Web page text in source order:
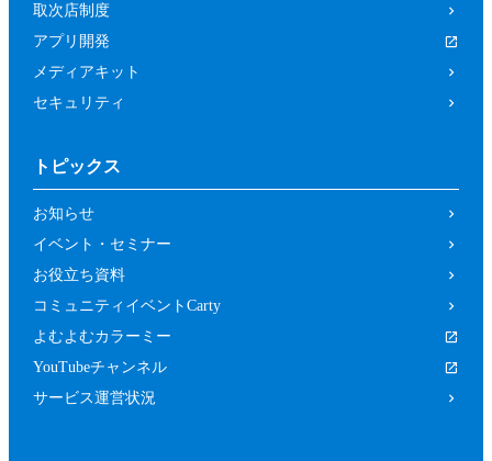
取次店制度
アプリ開発
メディアキット
セキュリティ
トピックス
お知らせ
イベント・セミナー
お役立ち資料
コミュニティイベントCarty
よむよむカラーミー
YouTubeチャンネル
サービス運営状況